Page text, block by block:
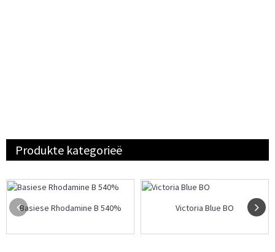
Produkte kategorieë
Basiese Rhodamine B 540% Victoria Blue BO